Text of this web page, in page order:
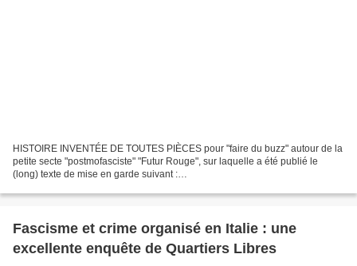
HISTOIRE INVENTÉE DE TOUTES PIÈCES pour "faire du buzz" autour de la
petite secte "postmofasciste" "Futur Rouge", sur laquelle a été publié le
(long) texte de mise en garde suivant :
futur-rouge-a127998920...
Fascisme et crime organisé en Italie : une
excellente enquête de Quartiers Libres